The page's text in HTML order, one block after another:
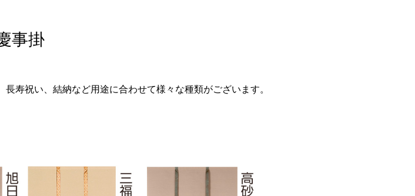
事掛
寿祝い、結納など用途に合わせて様々な種類がございます。